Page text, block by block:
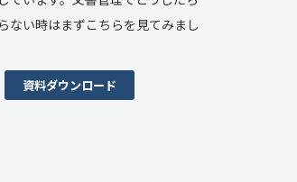
ない時はまずこちらを見てみまし
資料ダウンロード